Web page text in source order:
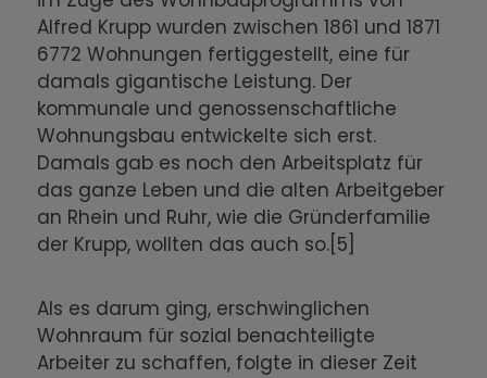
Alfred Krupp wurden zwischen 1861 und 1871
6772 Wohnungen fertiggestellt, eine für
damals gigantische Leistung. Der
kommunale und genossenschaftliche
Wohnungsbau entwickelte sich erst.
Damals gab es noch den Arbeitsplatz für
das ganze Leben und die alten Arbeitgeber
an Rhein und Ruhr, wie die Gründerfamilie
der Krupp, wollten das auch so.[5]
Als es darum ging, erschwinglichen
Wohnraum für sozial benachteiligte
Arbeiter zu schaffen, folgte in dieser Zeit